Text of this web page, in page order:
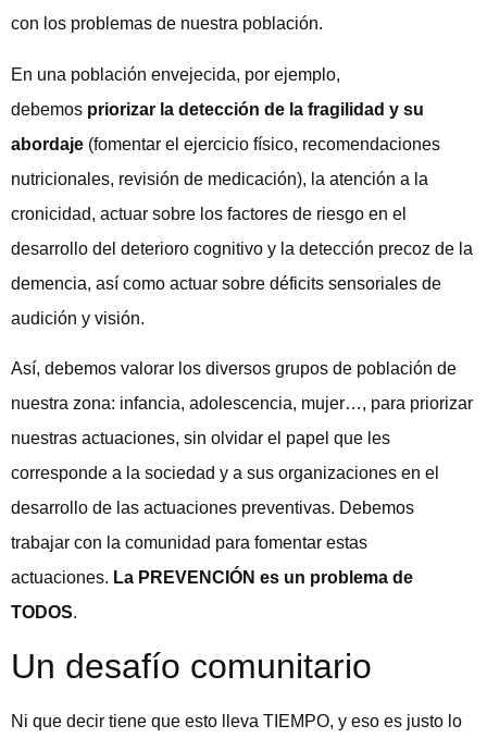
con los problemas de nuestra población.
En una población envejecida, por ejemplo,
debemos priorizar la detección de la fragilidad y su
abordaje (fomentar el ejercicio físico, recomendaciones
nutricionales, revisión de medicación), la atención a la
cronicidad, actuar sobre los factores de riesgo en el
desarrollo del deterioro cognitivo y la detección precoz de la
demencia, así como actuar sobre déficits sensoriales de
audición y visión.
Así, debemos valorar los diversos grupos de población de
nuestra zona: infancia, adolescencia, mujer…, para priorizar
nuestras actuaciones, sin olvidar el papel que les
corresponde a la sociedad y a sus organizaciones en el
desarrollo de las actuaciones preventivas. Debemos
trabajar con la comunidad para fomentar estas
actuaciones. La PREVENCIÓN es un problema de
TODOS.
Un desafío comunitario
Ni que decir tiene que esto lleva TIEMPO, y eso es justo lo